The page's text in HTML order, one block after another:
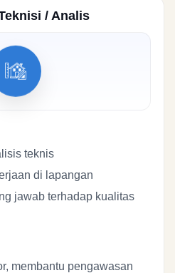
/ Analis
teknis
di lapangan
jawab terhadap kualitas
membantu pengawasan